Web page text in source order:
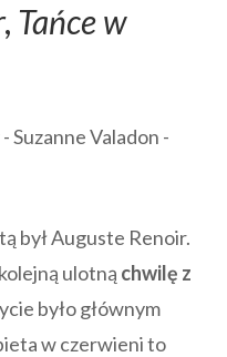
Tańce w
był Auguste Renoir.
ulotną chwilę z
było głównym
w czerwieni to